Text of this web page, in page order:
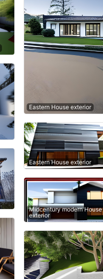
Eastern House exterior
Eastern House exterior
Midcentury modern House
exterior